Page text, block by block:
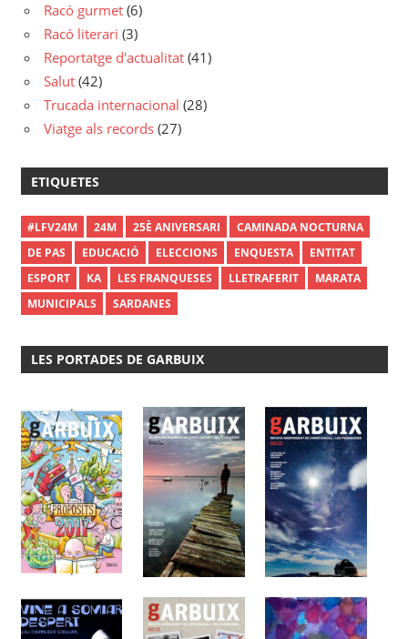
Racó gurmet (6)
Racó literari (3)
Reportatge d'actualitat (41)
Salut (42)
Trucada internacional (28)
Viatge als records (27)
ETIQUETES
#LFV24M 24M 25È ANIVERSARI
CAMINADA NOCTURNA
DE PAS
EDUCACIÓ ELECCIONS ENQUESTA
ENTITAT
ESPORT
KA LES FRANQUESES LLETRAFERIT
MARATA
MUNICIPALS
SARDANES
LES PORTADES DE GARBUIX